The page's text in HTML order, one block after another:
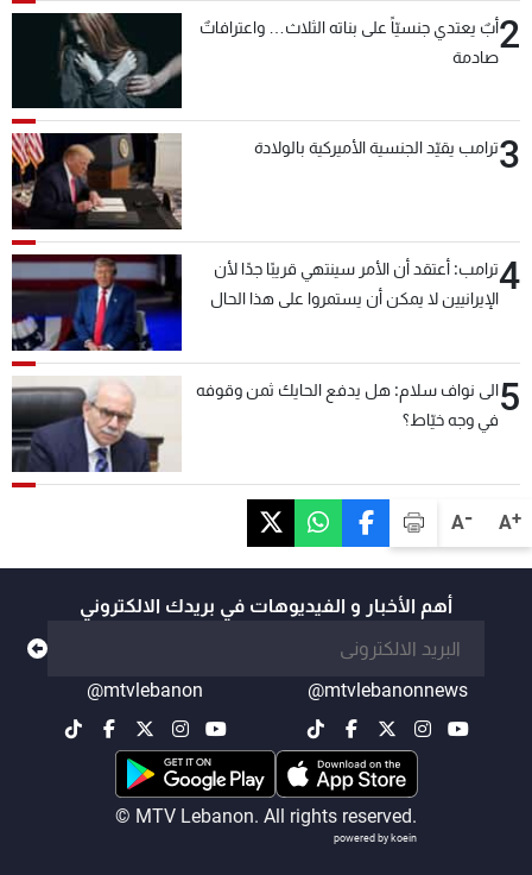
A+
A-
2أبٌ يعتدي جنسيّاً على بناته الثلاث… واعترافاتٌ
صادمة
3ترامب يقيّد الجنسية الأميركية بالولادة
4ترامب: أعتقد أن الأمر سينتهي قريبًا جدًا لأن
الإيرانيين لا يمكن أن يستمروا على هذا الحال
5الى نواف سلام: هل يدفع الحايك ثمن وقوفه
في وجه خيّاط؟
أهم الأخبار و الفيديوهات في بريدك الالكتروني
@mtvlebanonnews
@mtvlebanon
© MTV Lebanon. All rights reserved.
powered by koein
سياسة الخصوصية